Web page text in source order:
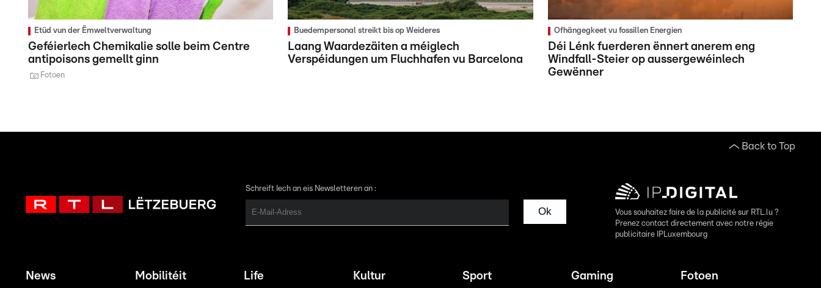
Etüd vun der Ëmweltverwaltung
Geféierlech Chemikalie solle beim Centre
antipoisons gemellt ginn
Fotoen
Buedempersonal streikt bis op Weideres
Laang Waardezäiten a méiglech
Verspéidungen um Fluchhafen vu Barcelona
Ofhängegkeet vu fossillen Energien
Déi Lénk fuerderen ënnert anerem eng
Windfall-Steier op aussergewéinlech
Gewënner
Back to Top
Schreift Iech an eis Newsletteren an :
Ok
Vous souhaitez faire de la publicité sur RTL.lu ?
Prenez contact directement avec notre régie
publicitaire IPLuxembourg
News Mobilitéit Life Kultur Sport Gaming Fotoen